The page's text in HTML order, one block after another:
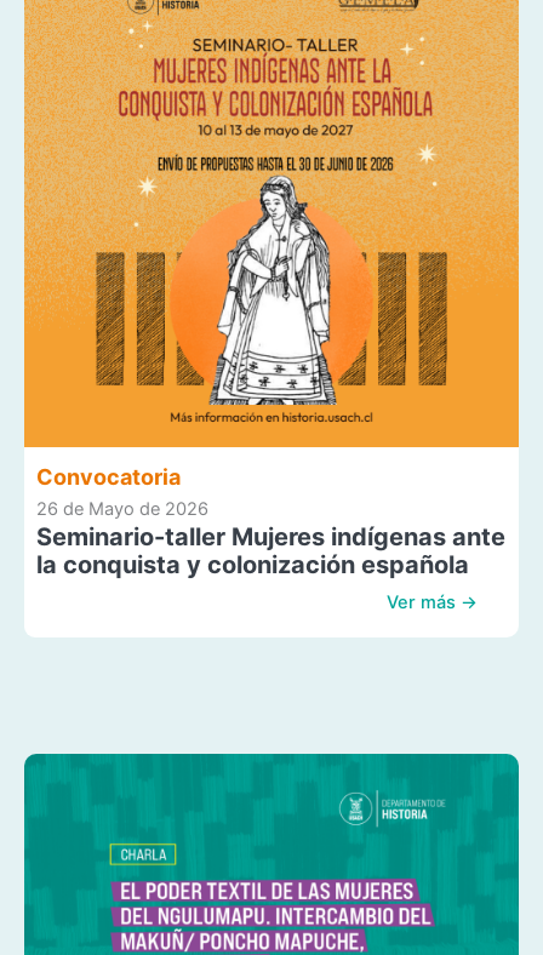
Convocatoria
26 de Mayo de 2026
Seminario-taller Mujeres indígenas ante
la conquista y colonización española
Ver más →